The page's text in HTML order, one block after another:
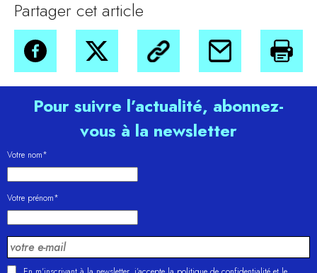
Partager cet article
Pour suivre l’actualité, abonnez-
vous à la newsletter
Votre nom*
Votre prénom*